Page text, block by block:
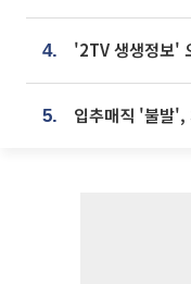
4.
5. 입추매직 '불발',